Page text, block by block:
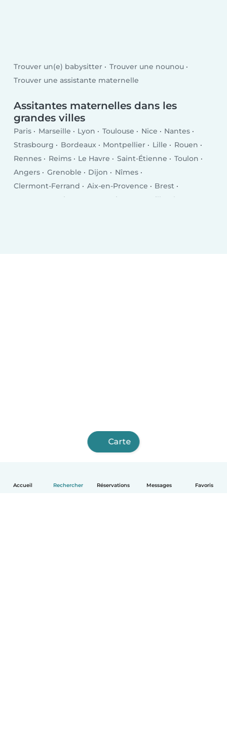
Accueil Rechercher Réservations Messages Favoris
Trouver un(e) babysitter
Trouver une nounou
Trouver une assistante maternelle
Assitantes maternelles dans les
grandes villes
Paris Marseille Lyon Toulouse Nice
Nantes
Strasbourg
Bordeaux Montpellier Lille
Rouen
Rennes
Reims Le Havre Saint-Étienne
Toulon
Angers
Grenoble Dijon
Nîmes
Clermont-Ferrand
Aix-en-Provence
Brest
Amiens Limoges
Villeurbanne
Carte